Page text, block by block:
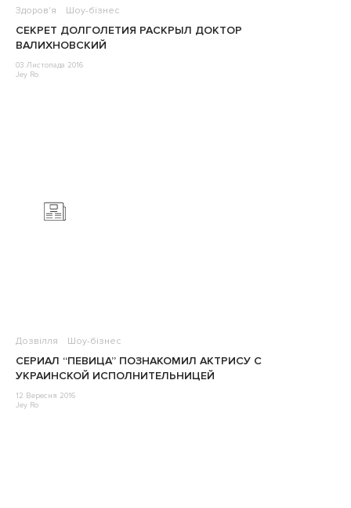
Здоров'я Шоу-бізнес
СЕКРЕТ ДОЛГОЛЕТИЯ РАСКРЫЛ ДОКТОР
ВАЛИХНОВСКИЙ
03 Листопада 2016
Jey Ro
Дозвілля Шоу-бізнес
СЕРИАЛ “ПЕВИЦА” ПОЗНАКОМИЛ АКТРИСУ С
УКРАИНСКОЙ ИСПОЛНИТЕЛЬНИЦЕЙ
12 Вересня 2016
Jey Ro